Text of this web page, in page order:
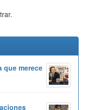
que merece